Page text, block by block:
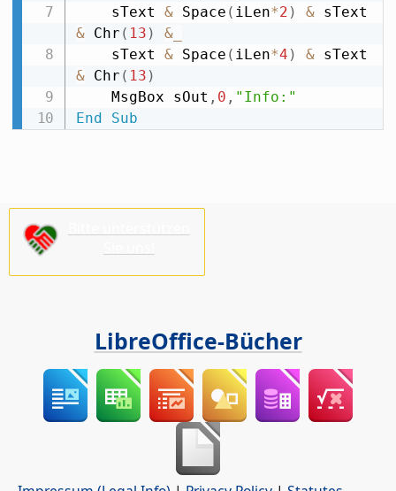
    sText
& Space ( iLen*2 ) &
& Chr ( 13 ) &_
    sText
& Space ( iLen*4 ) &
& Chr ( 13 )
    MsgBox sOut
, 0 , "Info:"
End
Sub
LibreOffice-Bücher